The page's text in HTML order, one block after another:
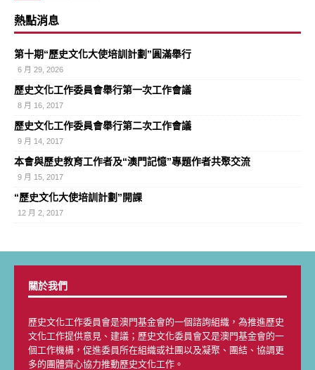
熱點消息
第十期“歷史文化大使培訓計劃”圓滿舉行
6 月 29, 2026
歷史文化工作委員會舉行第一次工作會議
8 月 16, 2017
歷史文化工作委員會舉行第二次工作會議
9 月 14, 2017
本會與歷史教育工作者及“澳門記憶”專題作者共聚交流
9 月 15, 2017
“歷史文化大使培訓計劃”開課
12 月 2, 2017
關於我們
歷史文化工作委員會是澳門基金會的一個諮詢組織，為推進歷史
文化工作提供意見、建議；歷史文化委員會又是澳門基金會的一
個工作機構，促進委員所在組織或社團以及凝聚、團結、協調更
多的團體齊心協力推動歷史文化工作。